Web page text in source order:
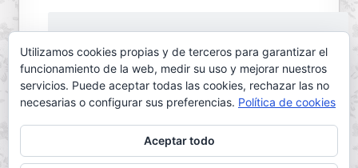
Servilletas Mallorca © 2026. All Rights Reserved.
Utilizamos cookies propias y de terceros para garantizar el
funcionamiento de la web, medir su uso y mejorar nuestros
servicios. Puede aceptar todas las cookies, rechazar las no
necesarias o configurar sus preferencias. Política de cookies
Aceptar todo